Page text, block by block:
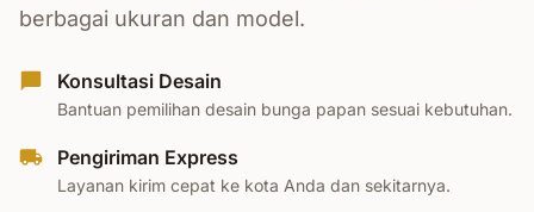
berbagai ukuran dan model.
Konsultasi Desain
Bantuan pemilihan desain bunga papan sesuai kebutuhan.
Pengiriman Express
Layanan kirim cepat ke kota Anda dan sekitarnya.